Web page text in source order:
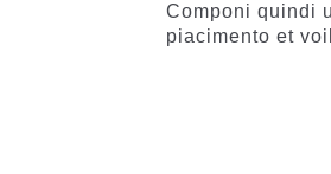
Componi quindi
piacimento et